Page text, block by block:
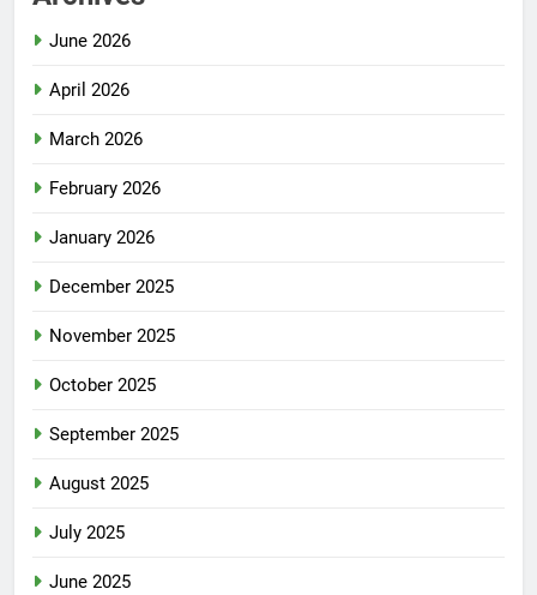
June 2026
April 2026
March 2026
February 2026
January 2026
December 2025
November 2025
October 2025
September 2025
August 2025
July 2025
June 2025